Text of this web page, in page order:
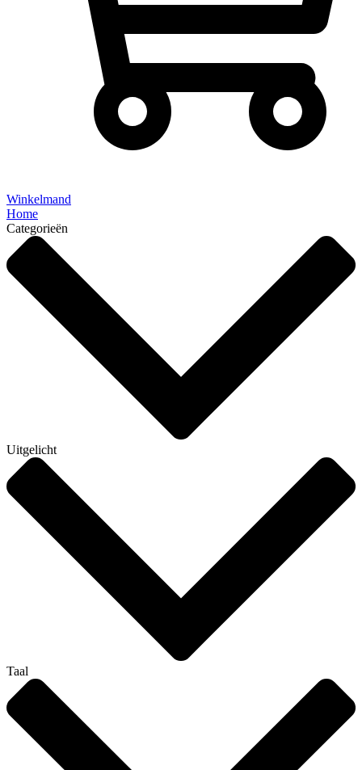
Winkelmand
Home
Categorieën
Uitgelicht
Taal